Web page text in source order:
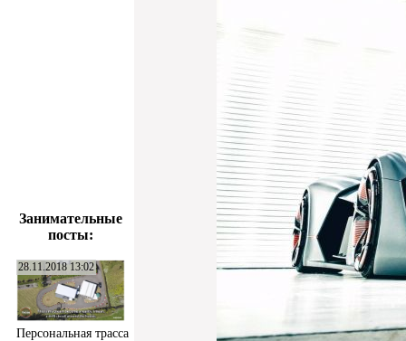
Занимательные
посты:
28.11.2018 13:02
Персональная трасса